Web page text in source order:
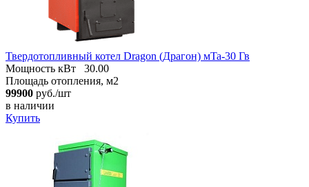
Твердотопливный котел Dragon (Драгон) мTa-30 Гв
Мощность кВт
30.00
Площадь отопления, м2
99900 руб./шт
в наличии
Купить